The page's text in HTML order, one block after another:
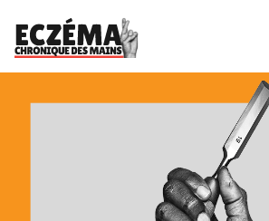
Qu'est-ce que l'Eczéma Chronique des